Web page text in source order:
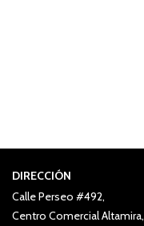
DIRECCIÓN
Calle Perseo #492,
Centro Comercial Altamira,